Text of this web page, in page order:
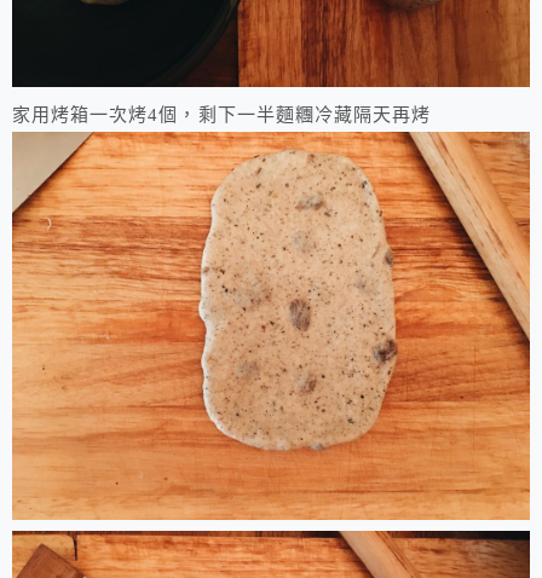
家用烤箱一次烤4個，剩下一半麵糰冷藏隔天再烤